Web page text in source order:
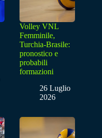
Volley VNL
Femminile,
Turchia-Brasile:
pronostico e
probabili
formazioni
26 Luglio
2026